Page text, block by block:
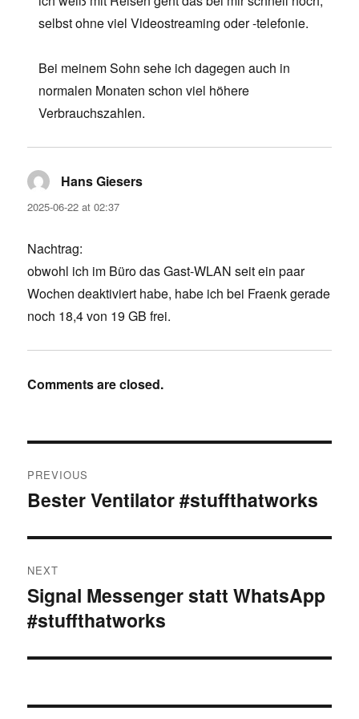
selbst ohne viel Videostreaming oder -telefonie.
Bei meinem Sohn sehe ich dagegen auch in
normalen Monaten schon viel höhere
Verbrauchszahlen.
Hans Giesers
2025-06-22 at 02:37
Nachtrag:
obwohl ich im Büro das Gast-WLAN seit ein paar
Wochen deaktiviert habe, habe ich bei Fraenk gerade
noch 18,4 von 19 GB frei.
Comments are closed.
navigation
PREVIOUS
Previous
Bester Ventilator #stuffthatworks
NEXT
Next
post:
Signal Messenger statt WhatsApp
#stuffthatworks